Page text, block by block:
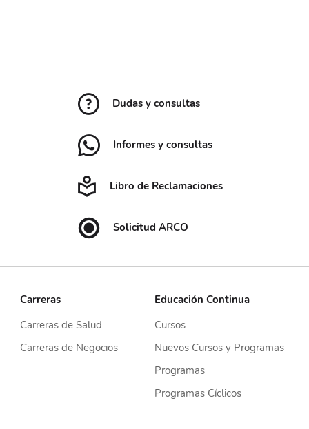
Dudas y consultas
Informes y consultas
Libro de Reclamaciones
Solicitud ARCO
Carreras
Carreras de Salud
Carreras de Negocios
Educación Continua
Cursos
Nuevos Cursos y Programas
Programas
Programas Cíclicos